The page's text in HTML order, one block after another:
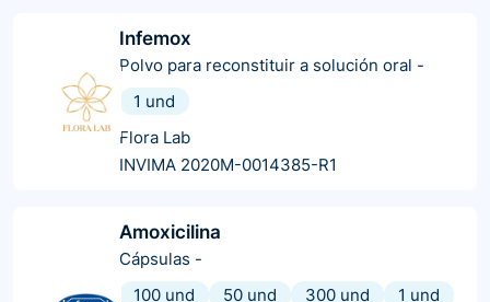
Infemox
Polvo para reconstituir a solución oral -
1 und
Flora Lab
INVIMA 2020M-0014385-R1
Amoxicilina
Cápsulas -
100 und
50 und 300 und
1 und